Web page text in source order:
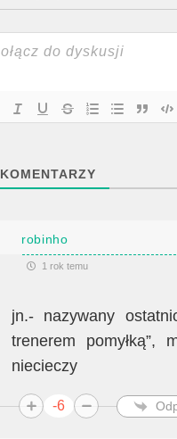
KOMENTARZY
robinho
1 rok temu
jn.- nazywany
trenerem
niecieczy
-6